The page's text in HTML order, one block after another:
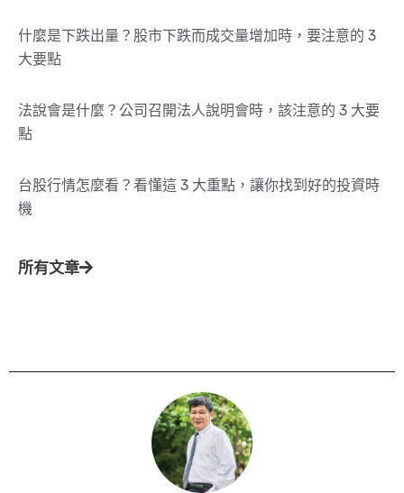
什麼是下跌出量？股市下跌而成交量增加時，要注意的 3
大要點
法說會是什麼？公司召開法人說明會時，該注意的 3 大要
點
台股行情怎麼看？看懂這 3 大重點，讓你找到好的投資時
機
所有文章